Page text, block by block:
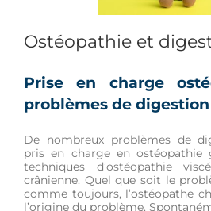
Ostéopathie et
Prise en charge
problèmes de digestion
De nombreux problèmes de
pris en charge en ostéopathie
techniques d’ostéopathie
crânienne. Quel que soit le
comme toujours, l’ostéopathe
l’origine du problème.